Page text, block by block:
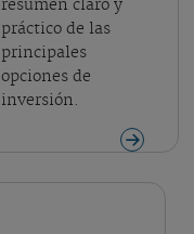
resumen claro y
práctico de las
principales
opciones de
inversión.